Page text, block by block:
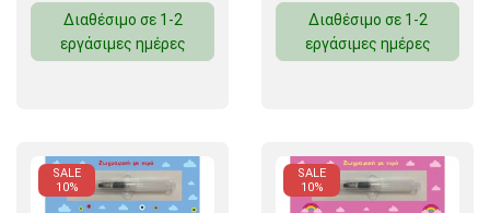
Διαθέσιμο σε 1-2
εργάσιμες ημέρες
Διαθέσιμο σε 1-2
εργάσιμες ημέρες
SALE
10%
SALE
10%